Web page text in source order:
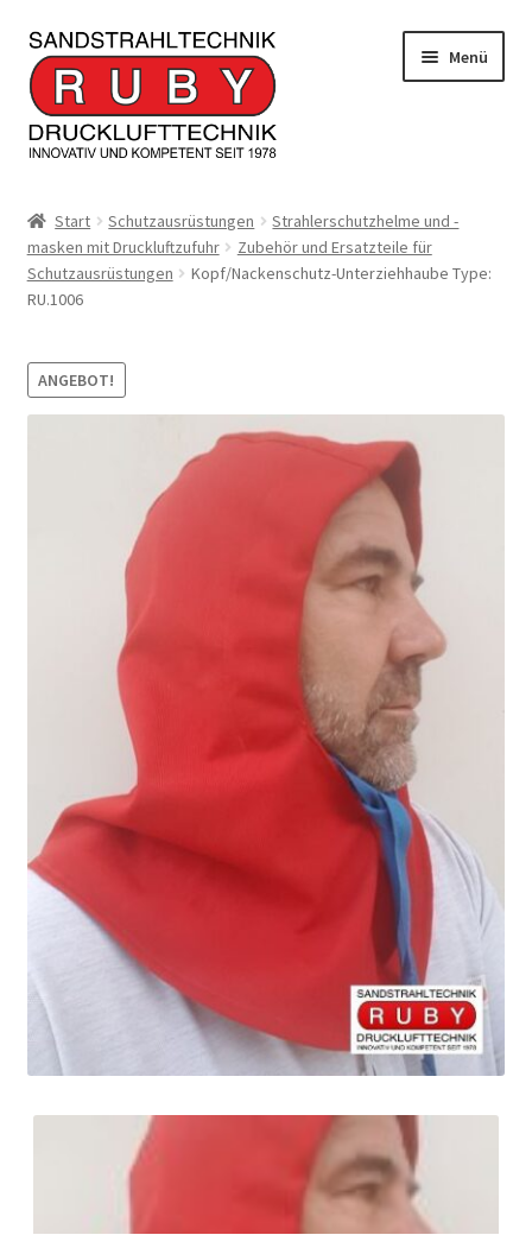
Zur
Navigation
springen
Zum
Inhalt
springen
Menü
Serviceleistungen
Informationen
Start Schutzausrüstungen
Strahlerschutzhelme und -
masken mit Druckluftzufuhr
Zubehör und Ersatzteile für
Schutzausrüstungen
Kopf/Nackenschutz-Unterziehhaube Type:
RU.1006
ANGEBOT!